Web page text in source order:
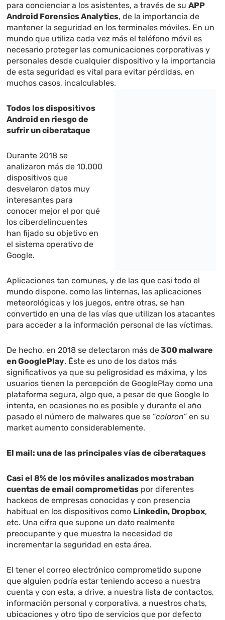
para concienciar a los asistentes, a través de suAPP
Android Forensics Analytics, de la importancia de
mantener la seguridad en los terminales móviles. En un
mundo que utiliza cada vez más el teléfono móvil es
necesario proteger las comunicaciones corporativas y
personales desde cualquier dispositivo y la importancia
de esta seguridad es vital para evitar pérdidas, en
muchos casos, incalculables.
Todos los dispositivos
Android en riesgo de
sufrir un ciberataque
Durante 2018 se
analizaron más de 10.000
dispositivos que
desvelaron datos muy
interesantes para
conocer mejor el por qué
los ciberdelincuentes
han fijado su objetivo en
el sistema operativo de
Google.
Aplicaciones tan comunes, y de las que casi todo el
mundo dispone, como las linternas, las aplicaciones
meteorológicas y los juegos, entre otras, se han
convertido en una de las vías que utilizan los atacantes
para acceder a la información personal de las víctimas.
De hecho, en 2018 se detectaron más de300 malware
en GooglePlay. Éste es uno de los datos más
significativos ya que su peligrosidad es máxima, y los
usuarios tienen la percepción de GooglePlay como una
plataforma segura, algo que, a pesar de que Google lo
intenta, en ocasiones no es posible y durante el año
pasado el número de malwares que se “colaron” en su
market aumento considerablemente.
El mail: una de las principales vías de ciberataques
Casi el 8% de los móviles analizados mostraban
cuentas de email comprometidas por diferentes
hackeos de empresas conocidas y con presencia
habitual en los dispositivos como Linkedin, Dropbox,
etc. Una cifra que supone un dato realmente
preocupante y que muestra la necesidad de
incrementar la seguridad en esta área.
El tener el correo electrónico comprometido supone
que alguien podría estar teniendo acceso a nuestra
cuenta y con esta, a drive, a nuestra lista de contactos,
información personal y corporativa, a nuestros chats,
ubicaciones y otro tipo de servicios que por defecto